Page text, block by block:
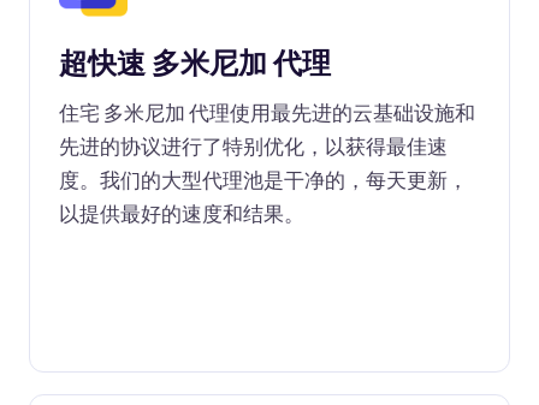
超快速 多米尼加 代理
住宅 多米尼加 代理使用最先进的云基础设施和
先进的协议进行了特别优化，以获得最佳速
度。我们的大型代理池是干净的，每天更新，
以提供最好的速度和结果。